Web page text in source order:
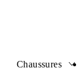
Chaussures